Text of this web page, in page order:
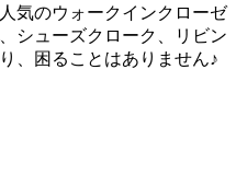
気のウォークインクローゼ
シューズクローク、リビン
、困ることはありません♪